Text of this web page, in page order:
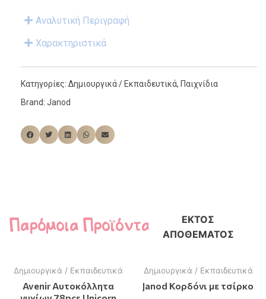
Αναλυτική Περιγραφή
Χαρακτηριστικά
Κατηγορίες: Δημιουργικά / Εκπαιδευτικά, Παιχνίδια
Brand: Janod
Παρόμοια Προϊόντα
Δημιουργικά / Εκπαιδευτικά
Avenir Αυτοκόλλητα
ΕΚΤΌΣ
ΑΠΟΘΈΜΑΤΟΣ
Δημιουργικά / Εκπαιδευτικά
Janod Κορδόνι με τσίρκο